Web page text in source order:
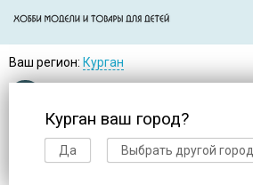
Ваш регион: Курган
Курган ваш город?
Да Выбрать другой город
Доставкав день заказа